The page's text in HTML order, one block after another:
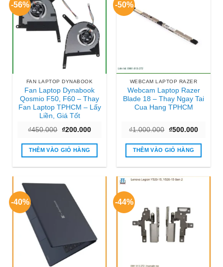
-56%
FAN LAPTOP DYNABOOK
Fan Laptop Dynabook
Qosmio F50, F60 – Thay
Fan Laptop TPHCM – Lấy
Liền, Giá Tốt
₫450.000 Giá
là:
₫450.000.
₫200.000Giá
tại
₫200.000.
THÊM VÀO GIỎ HÀNG
-50%
WEBCAM LAPTOP RAZER
Webcam Laptop Razer
Blade 18 – Thay Ngay Tai
Cua Hang TPHCM
₫1.000.000 Giá
là:
₫1.000.000.
₫500.000Giá
tại
THÊM VÀO GIỎ HÀNG
-40% -44%